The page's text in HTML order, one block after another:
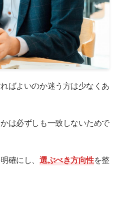
ばよいのか迷う方は少なくあ
は必ずしも一致しないためで
確にし、選ぶべき方向性を整